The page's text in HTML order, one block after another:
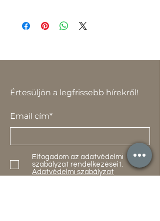
Értesüljön a legfrissebb hírekről!
Email cím*
Elfogadom az adatvédelmi
szabályzat rendelkezéseit.
Adatvédelmi szabályzat